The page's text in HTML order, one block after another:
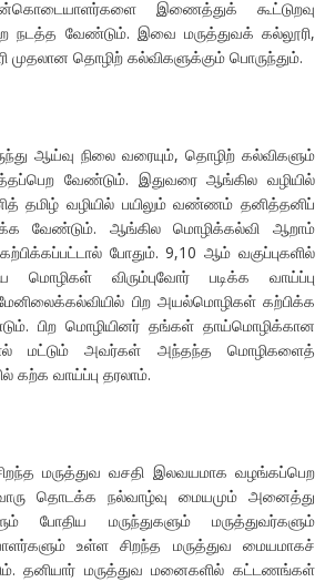
இணைத்துக் கூட்டுறவு
நடத்த வேண்டும். இவை மருத்துவக் கல்லூரி,
முதலான தொழிற் கல்விகளுக்கும் பொருந்தும்.
ஆய்வு நிலை வரையும், தொழிற் கல்விகளும்
வேண்டும். இதுவரை ஆங்கில வழியில்
தமிழ் வழியில் பயிலும் வண்ணம் தனித்தனிப்
வேண்டும். ஆங்கில மொழிக்கல்வி ஆறாம்
போதும். 9,10 ஆம் வகுப்புகளில்
மொழிகள் விரும்புவோர் படிக்க வாய்ப்பு
பிற அயல்மொழிகள் கற்பிக்க
பிற மொழியினர் தங்கள் தாய்மொழிக்கான
மட்டும் அவர்கள் அந்தந்த மொழிகளைத்
கற்க வாய்ப்பு தரலாம்.
மருத்துவ வசதி இலவயமாக வழங்கப்பெற
தொடக்க நல்வாழ்வு மையமும் அனைத்து
போதிய மருந்துகளும் மருத்துவர்களும்
உள்ள சிறந்த மருத்துவ மையமாகச்
தனியார் மருத்துவ மனைகளில் கட்டணங்கள்